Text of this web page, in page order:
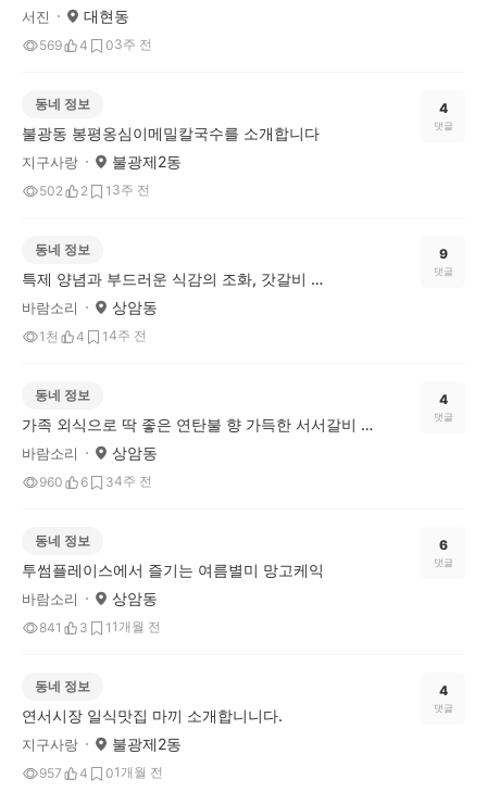
서진 대현동
569 4 03주 전
동네 정보
불광동 봉평옹심이메밀칼국수를 소개합니다
지구사랑 불광제2동
502 2 1 3주 전
4
댓글
동네 정보
특제 양념과 부드러운 식감의 조화, 갓갈비 마포상암DMC점
바람소리 상암동
1천 4 14주 전
9
댓글
동네 정보
가족 외식으로 딱 좋은 연탄불 향 가득한 서서갈비 맛집
바람소리 상암동
960 6 34주 전
4
댓글
동네 정보
투썸플레이스에서 즐기는 여름별미 망고케익
바람소리 상암동
841 3 1 1개월 전
6
댓글
동네 정보
연서시장 일식맛집 마끼 소개합니니다.
지구사랑 불광제2동
957 4 01개월 전
4
댓글